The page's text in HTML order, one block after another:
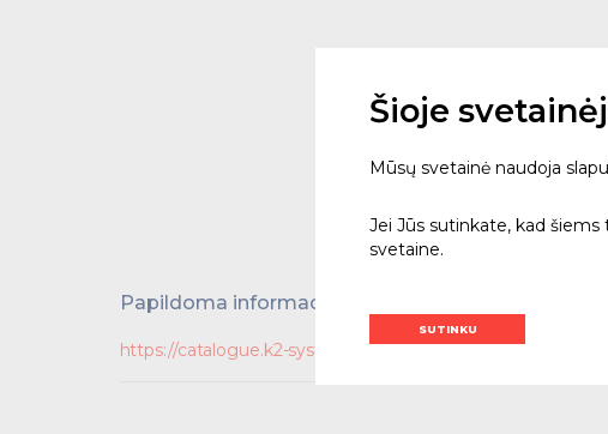
Papildoma informacija
https://catalogue.k2-systems.com/en/
Šioje
Mūsų svetainė naudoja
Jei Jūs sutinkate, kad šiems
svetaine.
SUTINKU